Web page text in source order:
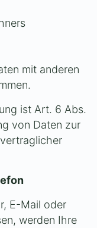
mit anderen
ist Art. 6 Abs.
von Daten zur
E-Mail oder
werden Ihre